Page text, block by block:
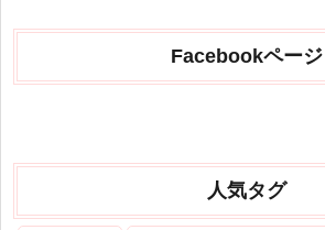
Facebookページ
人気タグ